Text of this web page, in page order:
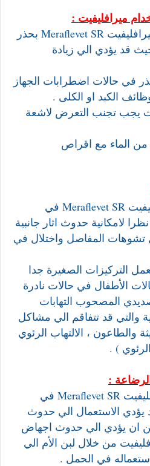
ميرافليفيت :
- يجب ان يتم استعمال ميرافليفيت Meraflevet SR بحذر
قد يؤدي الي زيادة
في حالات اضطرابات الجهاز
الكبد او الكلى .
يجب تجنب التعرض لاشعة
من الماء مع اقراص
- لا يجب استعمال ميرافليفيت Meraflevet SR في
اقل من 18 سنة نظرا لامكانية حدوث اثار جانبية
المفاصل واختلال في
التركيزات الصغيرة جدا
الأطفال في حالات نادرة
المصحوب التهابات
والتي قد تتفاقم الي مشاكل
والطاعون ، الالتهاب الرئوي
) .
:
- لا ينصح باستعمال ميرافليفيت Meraflevet SR في
الاستعمال الي حدوث
ان يؤدي الي حدوث اجهاض
من خلال لبن الأم الي
في الحمل .